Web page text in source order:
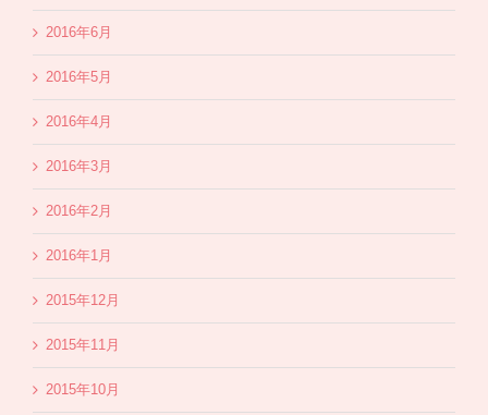
2016年6月
2016年5月
2016年4月
2016年3月
2016年2月
2016年1月
2015年12月
2015年11月
2015年10月